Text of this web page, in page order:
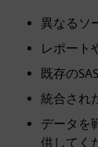
異なるソ
レポート
既存の
統合され
データを
供してく